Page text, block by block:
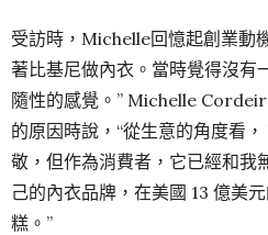
受訪時，Michelle回憶起創業動
著比基尼做內衣。當時覺得沒有
隨性的感覺。” Michelle
的原因時說，“從生意的角度看
敬，但作為消費者，它已經和我
己的內衣品牌，在美國 13 億美
糕。”